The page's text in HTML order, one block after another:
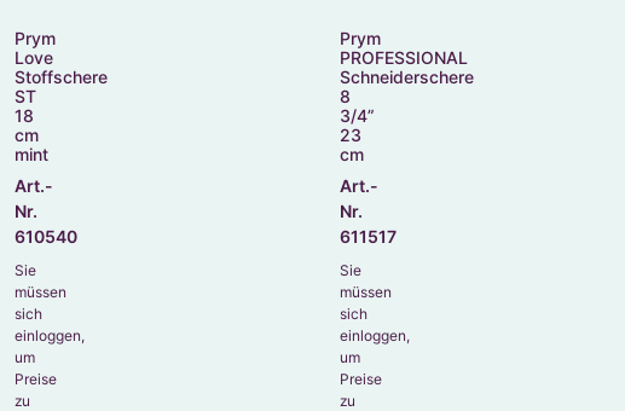
Prym
Love
Stoffschere
ST
18
cm
mint
Art.-
Nr.
610540
Sie
müssen
sich
einloggen,
um
Preise
zu
Prym
PROFESSIONAL
Schneiderschere
8
3/4”
23
cm
Art.-
Nr.
611517
Sie
müssen
sich
einloggen,
um
Preise
zu